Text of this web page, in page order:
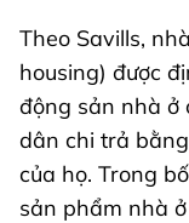
Theo Savills,
housing) được
động sản nhà ở
dân chi trả
của họ. Trong
sản phẩm nhà